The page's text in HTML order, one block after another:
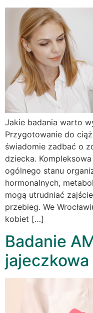
Jakie badania warto
Przygotowanie do
świadomie zadbać o
dziecka.
ogólnego stanu
hormonalnych,
mogą utrudniać
przebieg. We
kobiet […]
Badanie
jajeczkowa